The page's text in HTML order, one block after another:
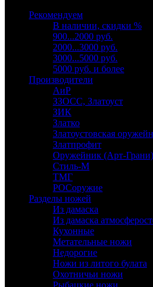
Рекомендуем
В наличии, скидки %
900...2000 руб.
2000...3000 руб.
3000...5000 руб.
5000 руб. и более
Производители
АиР
ЗЗОСС, Златоуст
ЗИК
Златко
Златоустовская
Златпрофит
Оружейник (Арт-Грани)
Стиль-М
ТМГ
РОСоружие
Разделы ножей
Из дамаска
Из дамаска
Кухонные
Метательные ножи
Недорогие
Ножи из литого булата
Охотничьи ножи
Рыбацкие ножи